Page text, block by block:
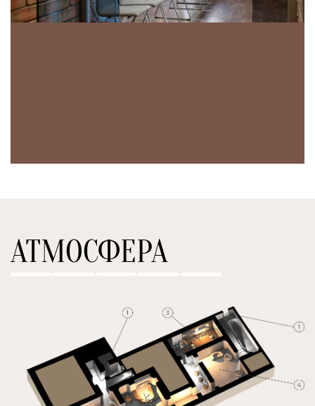
АТМОСФЕРА